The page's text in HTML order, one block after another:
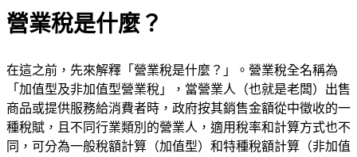
營業稅是什麼？
在這之前，先來解釋「營業稅是什麼？」。營業稅全名稱為
「加值型及非加值型營業稅」，當營業人（也就是老闆）出售
商品或提供服務給消費者時，政府按其銷售金額從中徵收的一
種稅賦，且不同行業類別的營業人，適用稅率和計算方式也不
同，可分為一般稅額計算（加值型）和特種稅額計算（非加值